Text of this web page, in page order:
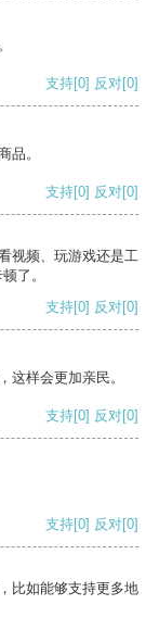
支持[0] 反对[0]
品。
支持[0] 反对[0]
视频、玩游戏还是工
了。
支持[0] 反对[0]
这样会更加亲民。
支持[0] 反对[0]
支持[0] 反对[0]
比如能够支持更多地